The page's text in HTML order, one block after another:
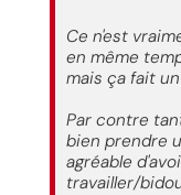
Ce n'est
en même
mais ça fait
Par contre
bien prendre
agréable
travailler/